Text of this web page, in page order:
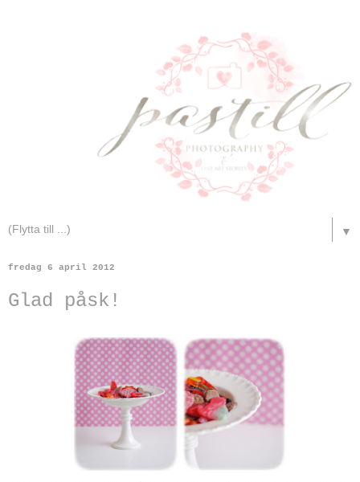
▼
fredag 6 april 2012
Glad påsk!